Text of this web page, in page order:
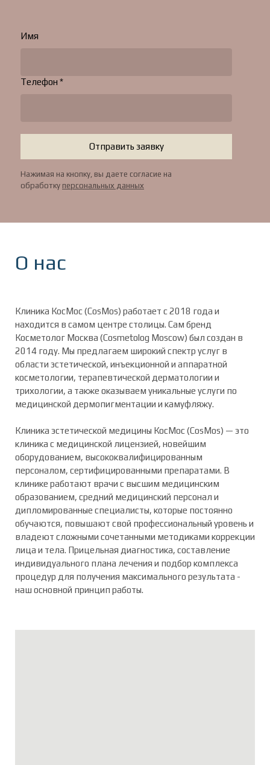
Имя
Телефон *
Отправить заявку
Нажимая на кнопку, вы даете согласие на
обработку персональных данных
О нас
Клиника КосМос (CosMos) работает с 2018 года и
находится в самом центре столицы. Сам бренд
Косметолог Москва (Cosmetolog Moscow) был создан в
2014 году. Мы предлагаем широкий спектр услуг в
области эстетической, инъекционной и аппаратной
косметологии, терапевтической дерматологии и
трихологии, а также оказываем уникальные услуги по
медицинской дермопигментации и камуфляжу.
Клиника эстетической медицины КосМос (CosMos) — это
клиника с медицинской лицензией, новейшим
оборудованием, высококвалифицированным
персоналом, сертифицированными препаратами. В
клинике работают врачи с высшим медицинским
образованием, средний медицинский персонал и
дипломированные специалисты, которые постоянно
обучаются, повышают свой профессиональный уровень и
владеют сложными сочетанными методиками коррекции
лица и тела. Прицельная диагностика, составление
индивидуального плана лечения и подбор комплекса
процедур для получения максимального результата -
наш основной принцип работы.